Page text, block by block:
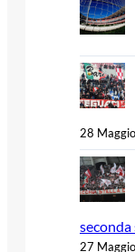
28
seconda
27